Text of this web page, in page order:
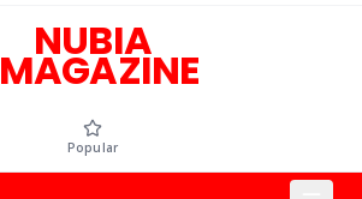
NUBIA
MAGAZINE!
Popular